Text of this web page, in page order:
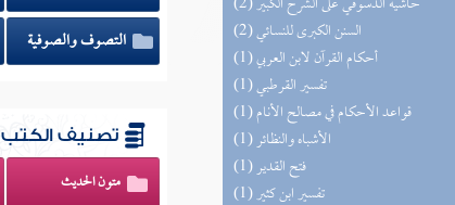
(2) السنن الكبرى للنسائي
(1) أحكام القرآن لابن العربي
(1) تفسير القرطبي
(1) قواعد الأحكام في مصالح الأنام
(1) الأشباه والنظائر
(1) فتح القدير
(1) تفسير ابن كثير
التصوف والصوفية
تصنيف الكتب
متون الحديث